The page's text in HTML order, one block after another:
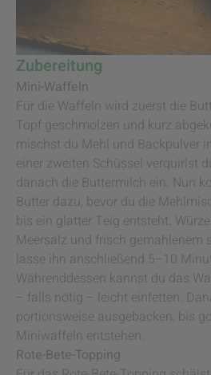
Zubereitung
Mini-Waffeln
Für die Waffeln wird zuerst die
Topf geschmolzen und kurz
mischst du Mehl und Backpulver
einer zweiten Schüssel verquirlst
danach die Buttermilch ein. Nun
Butter dazu, bevor du die
bis ein glatter Teig entsteht.
Meersalz und frisch gemahlenem
lasse ihn anschließend 5–10
Währenddessen kannst du das
– falls nötig – leicht einfetten.
portionsweise ausgebacken, bis
Miniwaffeln entstehen.
Rote-Bete-Topping